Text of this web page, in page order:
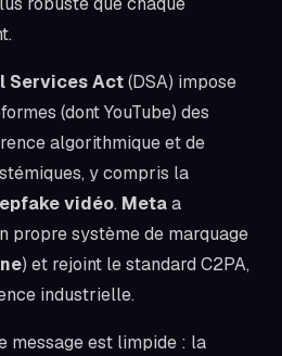
Services Act(DSA) impose
(dont YouTube) des
algorithmique et de
y compris la
vidéo. Metaa
propre système de marquage
) et rejoint le standard C2PA,
industrielle.
message est limpide : la